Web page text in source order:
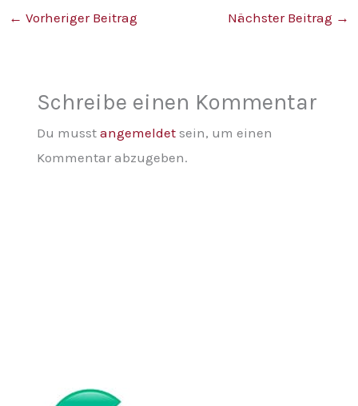
← Vorheriger Beitrag Nächster Beitrag →
Schreibe einen Kommentar
Du musst angemeldetsein, um einen
Kommentar abzugeben.